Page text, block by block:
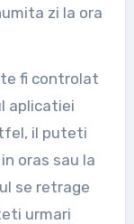
zi la ora
fi controlat
aplicatiei
il puteti
oras sau la
se retrage
urmari